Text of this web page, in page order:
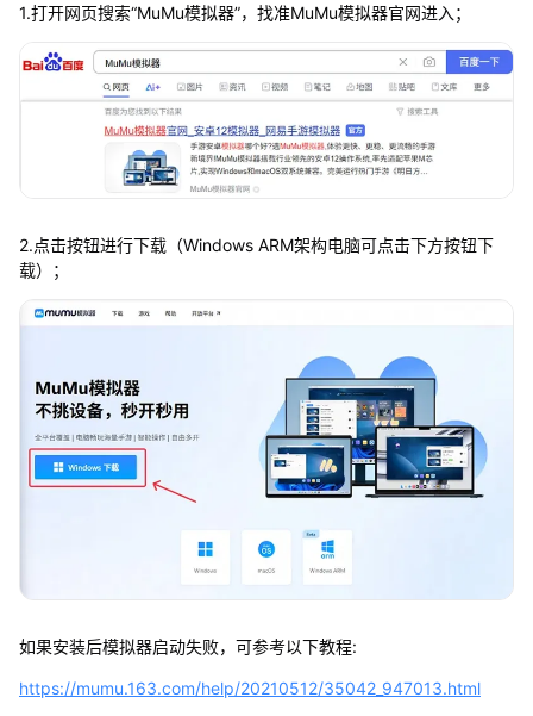
1.打开网页搜索“MuMu模拟器”，找准MuMu模拟器官网进入；
2.点击按钮进行下载（Windows ARM架构电脑可点击下方按钮下
载）；
如果安装后模拟器启动失败，可参考以下教程:
https://mumu.163.com/help/20210512/35042_947013.html